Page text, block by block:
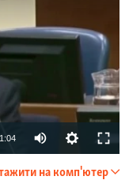
available
1:04
на комп'ютер